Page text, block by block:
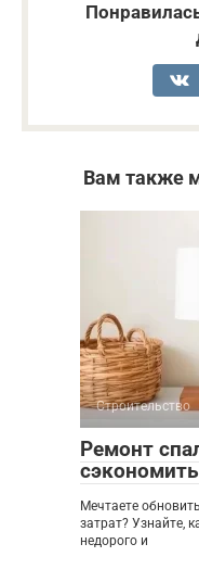
Вам также
Строительство
Ремонт
Мечтаете
затрат? Узнайте,
недорого и